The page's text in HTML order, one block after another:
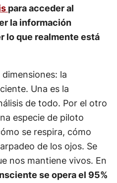
para acceder al
la información
lo que realmente está
la
Una es la
de todo. Por el otro
especie de piloto
se respira, cómo
de los ojos. Se
nos mantiene vivos. En
se opera el 95%